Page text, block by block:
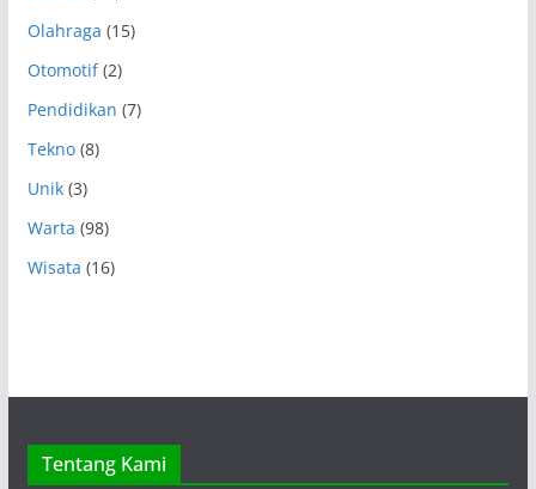
Olahraga (15)
Otomotif(2)
Pendidikan (7)
Tekno(8)
Unik(3)
Warta (98)
Wisata (16)
Tentang Kami